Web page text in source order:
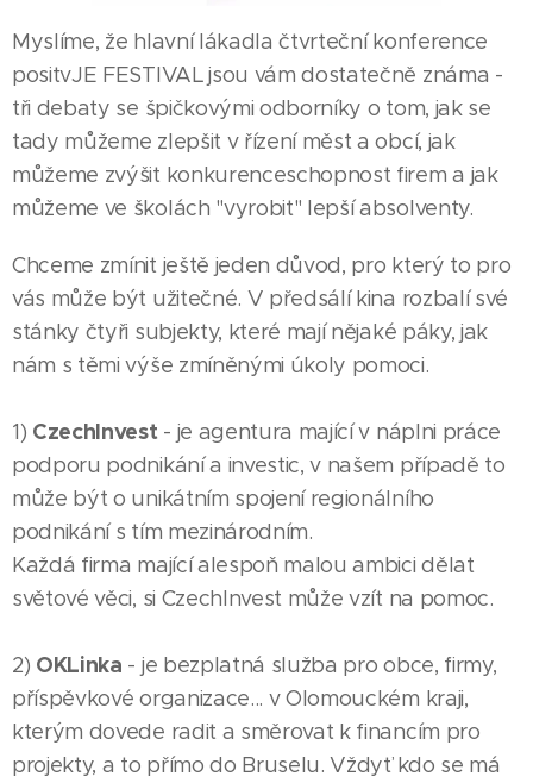
Myslíme, že hlavní lákadla čtvrteční konference
positvJE FESTIVAL jsou vám dostatečně známa -
tři debaty se špičkovými odborníky o tom, jak se
tady můžeme zlepšit v řízení měst a obcí, jak
můžeme zvýšit konkurenceschopnost firem a jak
můžeme ve školách "vyrobit" lepší absolventy.
Chceme zmínit ještě jeden důvod, pro který to pro
vás může být užitečné. V předsálí kina rozbalí své
stánky čtyři subjekty, které mají nějaké páky, jak
nám s těmi výše zmíněnými úkoly pomoci.
1) CzechInvest- je agentura mající v náplni práce
podporu podnikání a investic, v našem případě to
může být o unikátním spojení regionálního
podnikání s tím mezinárodním.
Každá firma mající alespoň malou ambici dělat
světové věci, si CzechInvest může vzít na pomoc.
2) OKLinka - je bezplatná služba pro obce, firmy,
příspěvkové organizace... v Olomouckém kraji,
kterým dovede radit a směrovat k financím pro
projekty, a to přímo do Bruselu. Vždyť kdo se má